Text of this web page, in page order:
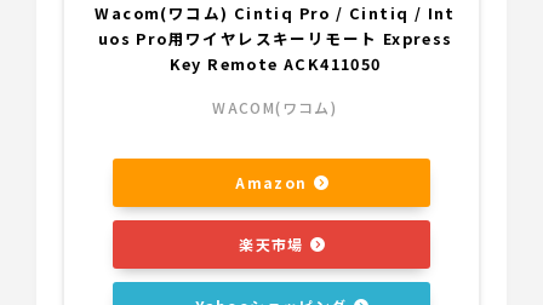
Wacom(ワコム) Cintiq Pro / Cintiq / Int
uos Pro用ワイヤレスキーリモート Express
Key Remote ACK411050
WACOM(ワコム)
Amazon
楽天市場